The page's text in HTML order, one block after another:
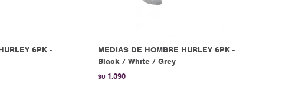
6PK -
MEDIAS DE HOMBRE HURLEY 6PK -
Black / White / Grey
$U 1.390